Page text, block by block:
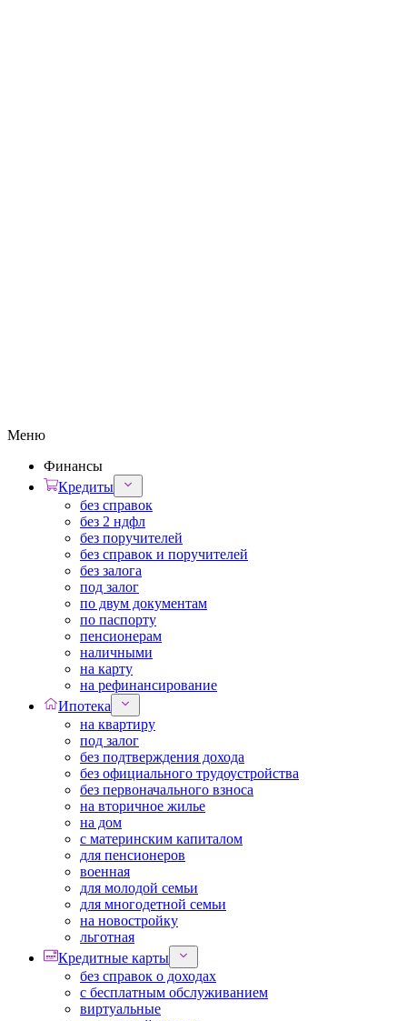
Меню
Финансы
Кредиты
без справок
без 2 ндфл
без поручителей
без справок и поручителей
без залога
под залог
по двум документам
по паспорту
пенсионерам
наличными
на карту
на рефинансирование
Ипотека
на квартиру
под залог
без подтверждения дохода
без официального трудоустройства
без первоначального взноса
на вторичное жилье
на дом
с материнским капиталом
для пенсионеров
военная
для молодой семьи
для многодетной семьи
на новостройку
льготная
Кредитные карты
без справок о доходах
с бесплатным обслуживанием
виртуальные